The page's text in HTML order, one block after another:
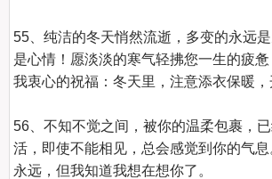
55、纯洁的冬天悄然流逝，多变的永远
是心情！愿淡淡的寒气轻拂您一生的疲
我衷心的祝福：冬天里，注意添衣保暖，
56、不知不觉之间，被你的温柔包裹，
活，即使不能相见，总会感觉到你的气
永远，但我知道我想在想你了。